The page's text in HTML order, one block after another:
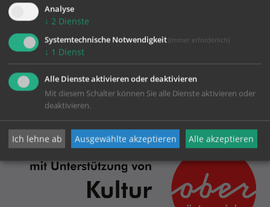
Dommusik Linz
Baumbachstraße 3
4020 Linz
0676/8776-3113
dommusik@dioezese-linz.at
Analyse
↓ 2 Dienste
Systemtechnische Notwendigkeit (immer erforderlich)
↓ 1 Dienst
Alle Dienste aktivieren oder deaktivieren
Mit diesem Schalter können Sie alle Dienste aktivieren oder
deaktivieren.
Ich lehne ab Ausgewählte akzeptieren Alle akzeptieren